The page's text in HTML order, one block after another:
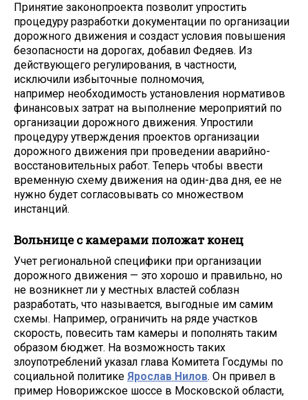
Принятие законопроекта позволит упростить
процедуру разработки документации по организации
дорожного движения и создаст условия повышения
безопасности на дорогах, добавил Федяев. Из
действующего регулирования, в частности,
исключили избыточные полномочия,
например необходимость установления нормативов
финансовых затрат на выполнение мероприятий по
организации дорожного движения. Упростили
процедуру утверждения проектов организации
дорожного движения при проведении аварийно-
восстановительных работ. Теперь чтобы ввести
временную схему движения на один-два дня, ее не
нужно будет согласовывать со множеством
инстанций.
Вольнице с камерами положат конец
Учет региональной специфики при организации
дорожного движения — это хорошо и правильно, но
не возникнет ли у местных властей соблазн
разработать, что называется, выгодные им самим
схемы. Например, ограничить на ряде участков
скорость, повесить там камеры и пополнять таким
образом бюджет. На возможность таких
злоупотреблений указал глава Комитета Госдумы по
социальной политике Ярослав Нилов. Он привел в
пример Новорижское шоссе в Московской области,